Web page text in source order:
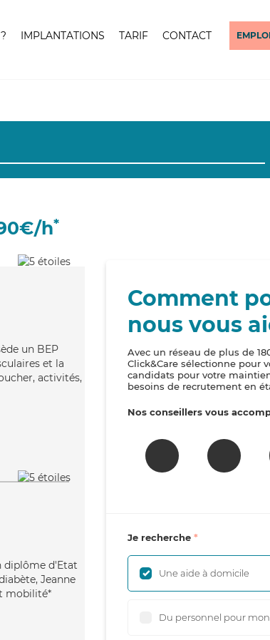
IMPLANTATIONS TARIF CONTACT EMPLOI
h*
un BEP
et la
activités,
diplôme d'Etat
Jeanne
mobilité*
Comment
nous vous
Avec un réseau de plus de
Click&Care sélectionne pour
candidats pour votre
besoins de recrutement en
Nos conseillers vous
Je recherche
Une aide à domicile
Du personnel pour